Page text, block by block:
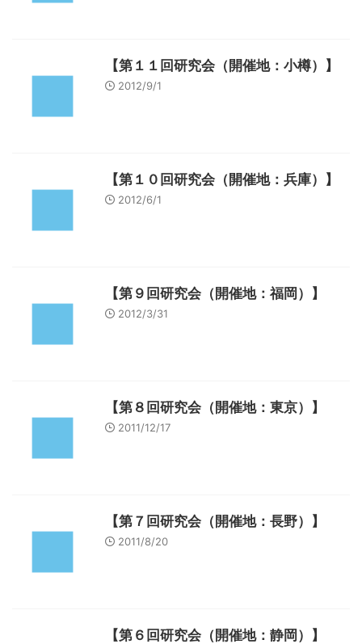
【第１１回研究会（開催地：小樽）】
2012/9/1
【第１０回研究会（開催地：兵庫）】
2012/6/1
【第９回研究会（開催地：福岡）】
2012/3/31
【第８回研究会（開催地：東京）】
2011/12/17
【第７回研究会（開催地：長野）】
2011/8/20
【第６回研究会（開催地：静岡）】